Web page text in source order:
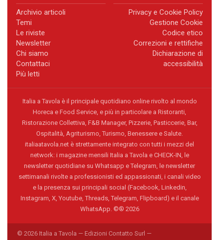
Archivio articoli
Temi
Le riviste
Newsletter
Chi siamo
Contattaci
Più letti
Privacy e Cookie Policy
Gestione Cookie
Codice etico
Correzioni e rettifiche
Dichiarazione di
accessibilità
Italia a Tavola è il principale quotidiano online rivolto al mondo
Horeca e Food Service, e più in particolare a Ristoranti,
Ristorazione Collettiva, F&B Manager, Pizzerie, Pasticcerie, Bar,
Ospitalità, Agriturismo, Turismo, Benessere e Salute.
italiaatavola.net è strettamente integrato con tutti i mezzi del
network: i magazine mensili Italia a Tavola e CHECK-IN, le
newsletter quotidiane su Whatsapp e Telegram, le newsletter
settimanali rivolte a professionisti ed appassionati, i canali video
e la presenza sui principali social (Facebook, Linkedin,
Instagram, X, Youtube, Threads, Telegram, Flipboard) e il canale
WhatsApp. ©® 2026
© 2026 Italia a Tavola — Edizioni Contatto Surl —